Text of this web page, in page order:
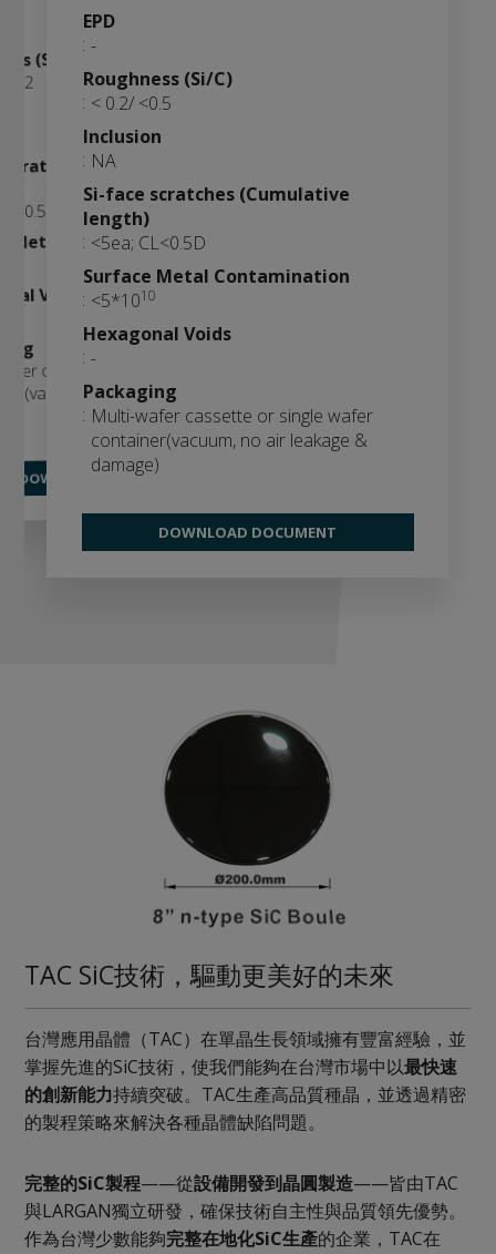
EPD
-
Roughness (Si/C)
< 0.2/ <0.5
Inclusion
NA
Si-face scratches (Cumulative
length)
<5ea; CL<0.5D
Surface Metal Contamination
<5*1010
Hexagonal Voids
-
Packaging
Multi-wafer cassette or single wafer
container(vacuum, no air leakage &
damage)
DOWNLOAD DOCUMENT
(Si/C)
(Cumulative
Metal Contamination
Voids
cassette or single wafer
no air leakage &
DOWNLOAD DOCUMENT
wafer
&
TAC SiC技術，驅動更美好的未來
台灣應用晶體（TAC）在單晶生長領域擁有豐富經驗，並
掌握先進的SiC技術，使我們能夠在台灣市場中以最快速
的創新能力持續突破。TAC生產高品質種晶，並透過精密
的製程策略來解決各種晶體缺陷問題。
完整的SiC製程——從設備開發到晶圓製造——皆由TAC
與LARGAN獨立研發，確保技術自主性與品質領先優勢。
作為台灣少數能夠完整在地化SiC生產的企業，TAC在